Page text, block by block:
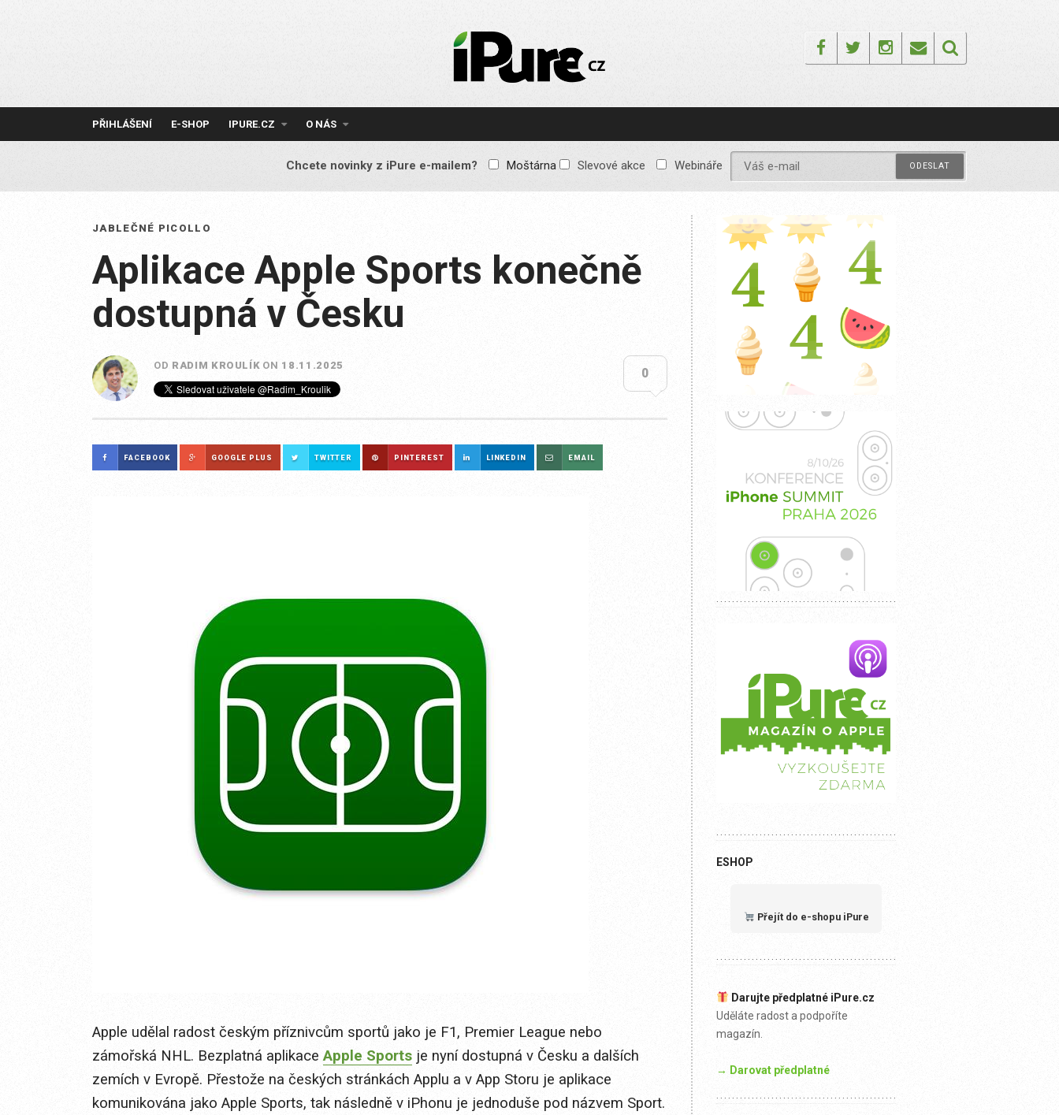
IPURE.CZ
Prémiový Apple e-
reklamy, žádné
obsah pro všechny
FacebookTwitterInstagram
Email
PŘIHLÁŠENÍ E-SHOP IPURE.CZ O NÁS
Chcete novinky z iPure e-mailem? Moštárna Slevové akce Webináře
JABLEČNÉ PICOLLO
Aplikace Apple Sports konečně
dostupná v Česku
OD RADIM KROULÍK ON 18.11.2025
0
FACEBOOK GOOGLE PLUS TWITTER PINTEREST LINKEDIN EMAIL
Apple udělal radost českým příznivcům sportů jako je F1, Premier League nebo
zámořská NHL. Bezplatná aplikaceApple Sports je nyní dostupná v Česku a dalších
zemích v Evropě. Přestože na českých stránkách Applu a v App Storu je aplikace
komunikována jako Apple Sports, tak následně v iPhonu je jednoduše pod názvem Sport.
ESHOP
Přejít do e-shopu iPure
Darujte předplatné iPure.cz
Uděláte radost a podpoříte
magazín.
→ Darovat předplatné